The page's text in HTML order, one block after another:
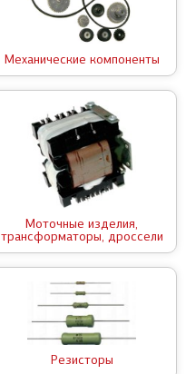
Механические компоненты
Моточные изделия,
трансформаторы, дроссели
Резисторы